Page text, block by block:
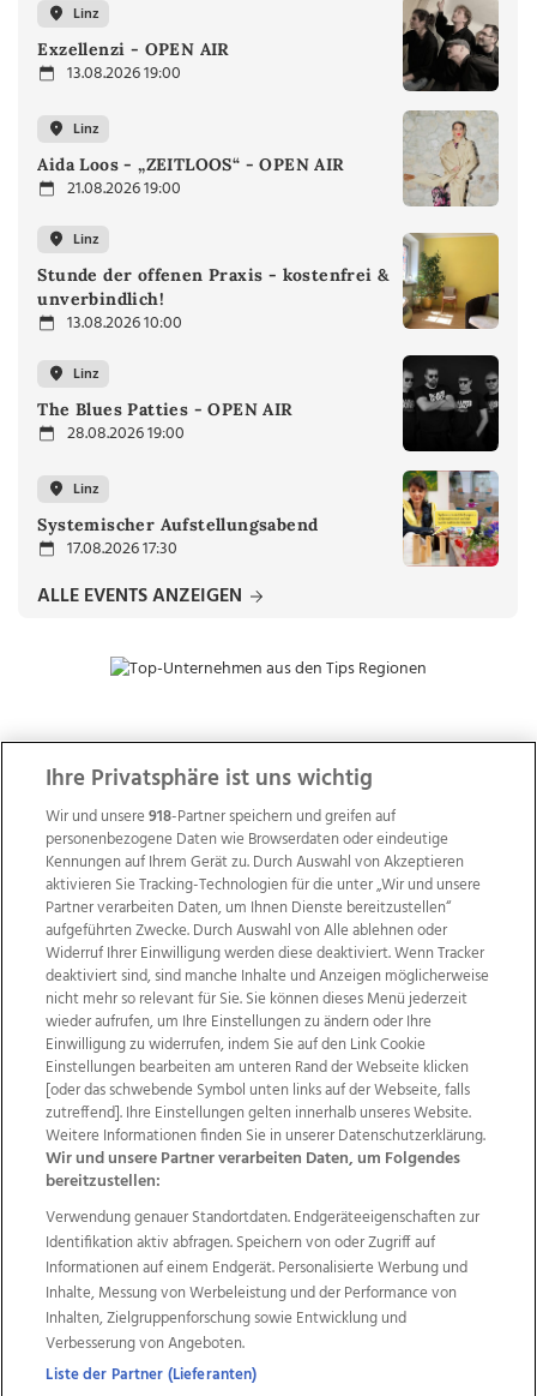
Linz
Exzellenzi - OPEN AIR
13.08.2026 19:00
Linz
Aida Loos - „ZEITLOOS“ - OPEN AIR
21.08.2026 19:00
Linz
Stunde der offenen Praxis - kostenfrei &
unverbindlich!
13.08.2026 10:00
Linz
The Blues Patties - OPEN AIR
28.08.2026 19:00
Linz
Systemischer Aufstellungsabend
17.08.2026 17:30
ALLE EVENTS ANZEIGEN
ZUR NACHRICHTENÜBERSICHT
Wir über uns Mediadaten Kontakt
Jobs
Datenschutz
Impressum
AGB Anzeigekunden
AGB Website
Ehrenkodex Politische Werbung
Weitere Angebote des Medienhauses Wimmer
TV1 di-mog-i.at OÖNow
Ischler Woche
Life Radio
OÖNachrichten
OÖN Immobilien
OÖN Karriere
OÖN Reise
Promenaden Galerien
Regionaljobs
wasistlos.at
Ihre Privatsphäre ist uns wichtig
Wir und unsere918-Partner speichern und greifen auf
personenbezogene Daten wie Browserdaten oder eindeutige
Kennungen auf Ihrem Gerät zu. Durch Auswahl von Akzeptieren
aktivieren Sie Tracking-Technologien für die unter „Wir und unsere
Partner verarbeiten Daten, um Ihnen Dienste bereitzustellen“
aufgeführten Zwecke. Durch Auswahl von Alle ablehnen oder
Widerruf Ihrer Einwilligung werden diese deaktiviert. Wenn Tracker
deaktiviert sind, sind manche Inhalte und Anzeigen möglicherweise
nicht mehr so relevant für Sie. Sie können dieses Menü jederzeit
wieder aufrufen, um Ihre Einstellungen zu ändern oder Ihre
Einwilligung zu widerrufen, indem Sie auf den Link Cookie
Einstellungen bearbeiten am unteren Rand der Webseite klicken
[oder das schwebende Symbol unten links auf der Webseite, falls
zutreffend]. Ihre Einstellungen gelten innerhalb unseres Website.
Weitere Informationen finden Sie in unserer Datenschutzerklärung.
Wir und unsere Partner verarbeiten Daten, um Folgendes
bereitzustellen:
Verwendung genauer Standortdaten. Endgeräteeigenschaften zur
Identifikation aktiv abfragen. Speichern von oder Zugriff auf
Informationen auf einem Endgerät. Personalisierte Werbung und
Inhalte, Messung von Werbeleistung und der Performance von
Inhalten, Zielgruppenforschung sowie Entwicklung und
Verbesserung von Angeboten.
Liste der Partner (Lieferanten)